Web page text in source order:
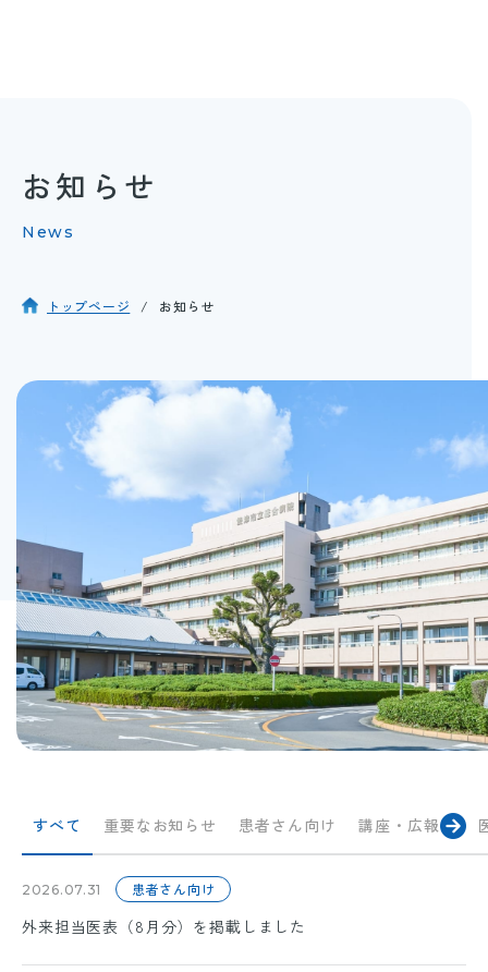
お知らせ
News
トップページ お知らせ
すべて 重要なお知らせ 患者さん向け 講座・広報誌
2026.07.31 患者さん向け
外来担当医表（8月分）を掲載しました